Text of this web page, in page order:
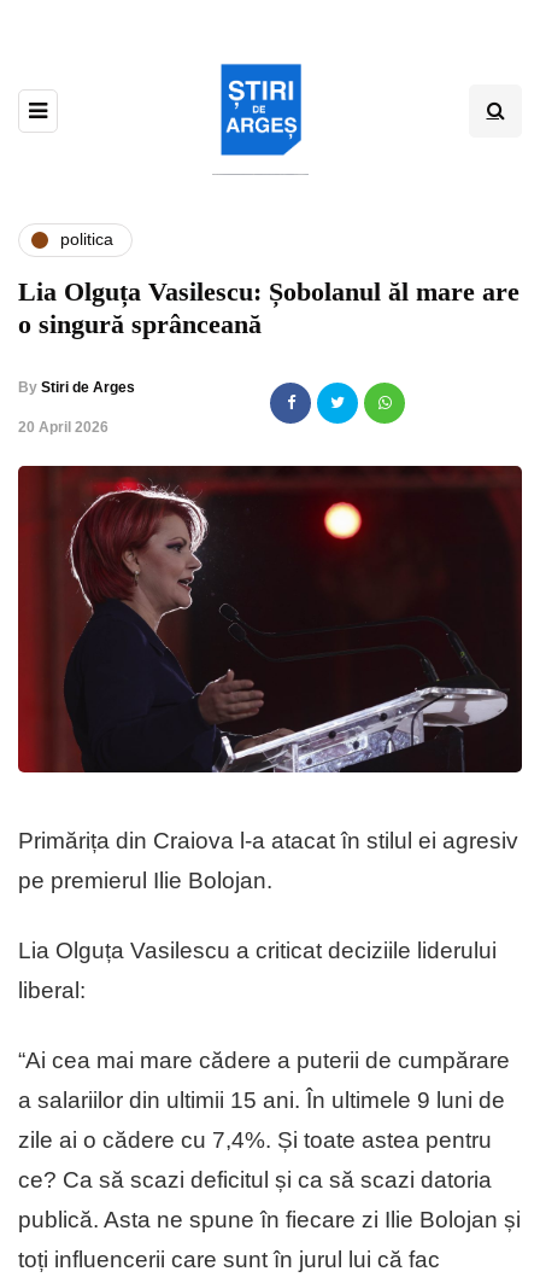
politica
Lia Olguța Vasilescu: Șobolanul ăl mare are
o singură sprânceană
By Stiri de Arges
,20 April 2026
Primărița din Craiova l-a atacat în stilul ei agresiv
pe premierul Ilie Bolojan.
Lia Olguța Vasilescu a criticat deciziile liderului
liberal:
“Ai cea mai mare cădere a puterii de cumpărare
a salariilor din ultimii 15 ani. În ultimele 9 luni de
zile ai o cădere cu 7,4%. Și toate astea pentru
ce? Ca să scazi deficitul și ca să scazi datoria
publică. Asta ne spune în fiecare zi Ilie Bolojan și
toți influencerii care sunt în jurul lui că fac